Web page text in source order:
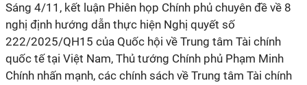
Sáng 4/11, kết luận Phiên họp Chính phủ chuyên đề về 8
nghị định hướng dẫn thực hiện Nghị quyết số
222/2025/QH15 của Quốc hội về Trung tâm Tài chính
quốc tế tại Việt Nam, Thủ tướng Chính phủ Phạm Minh
Chính nhấn mạnh, các chính sách về Trung tâm Tài chính